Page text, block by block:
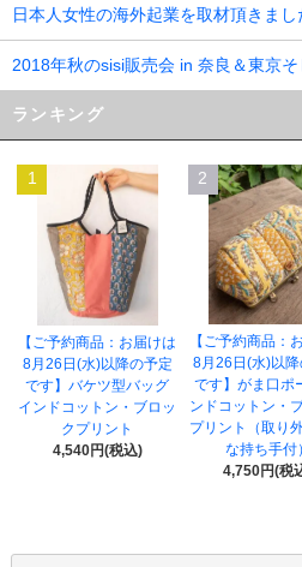
日本人女性の海外起業を取材頂きまし
2018年秋のsisi販売会 in 奈良＆東京
ランキング
1
【ご予約商品：お届けは
8月26日(水)以降の予定
です】バケツ型バッグ
インドコットン・ブロッ
クプリント
4,540円(税込)
2
【ご予約商品：
8月26日(水)以降
です】がま口ポ
ンドコットン・
プリント（取り
な持ち手付）
4,750円(税